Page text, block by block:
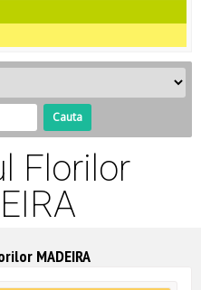
Florilor
MADEIRA